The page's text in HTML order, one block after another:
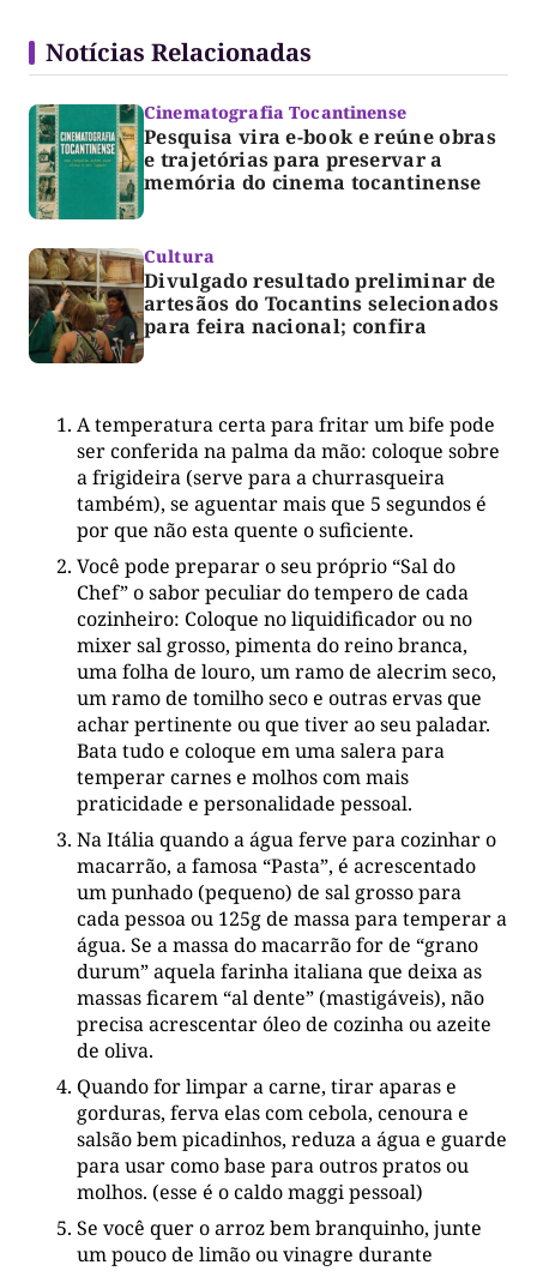
Notícias Relacionadas
Cinematografia Tocantinense
Pesquisa vira e-book e reúne obras
e trajetórias para preservar a
memória do cinema tocantinense
Cultura
Divulgado resultado preliminar de
artesãos do Tocantins selecionados
para feira nacional; confira
A temperatura certa para fritar um bife pode
ser conferida na palma da mão: coloque sobre
a frigideira (serve para a churrasqueira
também), se aguentar mais que 5 segundos é
por que não esta quente o suficiente.
Você pode preparar o seu próprio “Sal do
Chef” o sabor peculiar do tempero de cada
cozinheiro: Coloque no liquidificador ou no
mixer sal grosso, pimenta do reino branca,
uma folha de louro, um ramo de alecrim seco,
um ramo de tomilho seco e outras ervas que
achar pertinente ou que tiver ao seu paladar.
Bata tudo e coloque em uma salera para
temperar carnes e molhos com mais
praticidade e personalidade pessoal.
Na Itália quando a água ferve para cozinhar o
macarrão, a famosa “Pasta”, é acrescentado
um punhado (pequeno) de sal grosso para
cada pessoa ou 125g de massa para temperar a
água. Se a massa do macarrão for de “grano
durum” aquela farinha italiana que deixa as
massas ficarem “al dente” (mastigáveis), não
precisa acrescentar óleo de cozinha ou azeite
de oliva.
Quando for limpar a carne, tirar aparas e
gorduras, ferva elas com cebola, cenoura e
salsão bem picadinhos, reduza a água e guarde
para usar como base para outros pratos ou
molhos. (esse é o caldo maggi pessoal)
Se você quer o arroz bem branquinho, junte
um pouco de limão ou vinagre durante